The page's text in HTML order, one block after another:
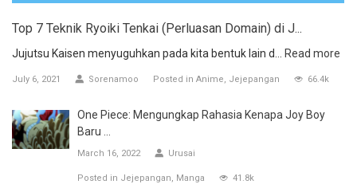
Top 7 Teknik Ryoiki Tenkai (Perluasan Domain) di J...
Jujutsu Kaisen menyuguhkan pada kita bentuk lain d... Read more
July 6, 2021 Sorenamoo Posted in Anime Jejepangan 66.4k
One Piece: Mengungkap Rahasia Kenapa Joy Boy
Baru ...
March 16, 2022 Urusai
Posted in Jejepangan Manga 41.8k